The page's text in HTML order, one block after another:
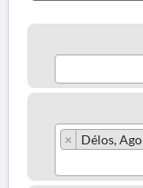
× Délos, Agora